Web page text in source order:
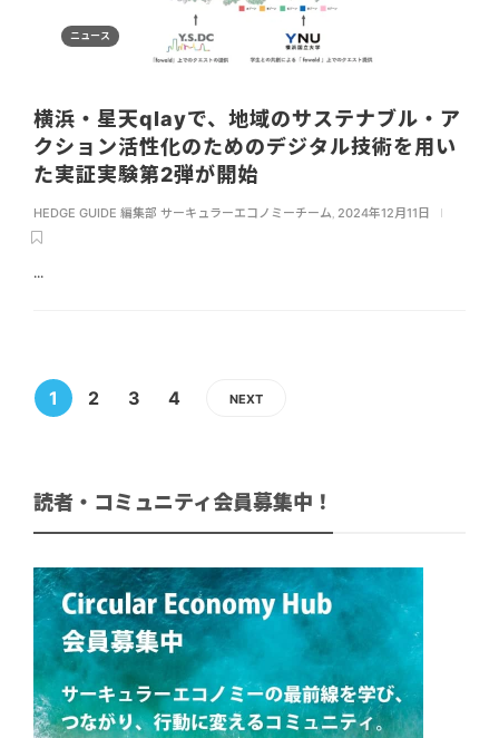
ニュース
横浜・星天qlayで、地域のサステナブル・ア
クション活性化のためのデジタル技術を用い
た実証実験第2弾が開始
HEDGE GUIDE 編集部 サーキュラーエコノミーチーム, 2024年12月11日
...
1 2 3 4 NEXT
読者・コミュニティ会員募集中！